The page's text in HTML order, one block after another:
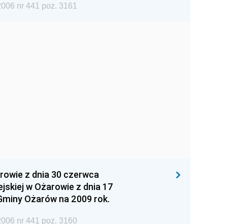
nr 441 poz. 3161
z dnia 30 czerwca
w Ożarowie z dnia 17
Ożarów na 2009 rok.
nr 441 poz. 3160